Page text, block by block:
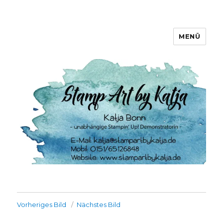
MENÜ
Vorheriges Bild Nächstes Bild